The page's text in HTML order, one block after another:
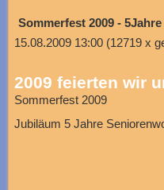
Sommerfest 2009 -
15.08.2009 13:00 (12719 x
2009 feierten wir
Sommerfest 2009
Jubiläum 5 Jahre